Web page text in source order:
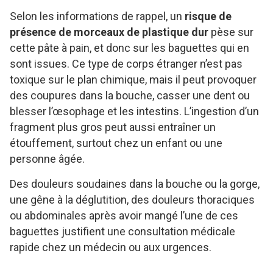
Selon les informations de rappel, un risque de
présence de morceaux de plastique dur pèse sur
cette pâte à pain, et donc sur les baguettes qui en
sont issues. Ce type de corps étranger n’est pas
toxique sur le plan chimique, mais il peut provoquer
des coupures dans la bouche, casser une dent ou
blesser l’œsophage et les intestins. L’ingestion d’un
fragment plus gros peut aussi entraîner un
étouffement, surtout chez un enfant ou une
personne âgée.
Des douleurs soudaines dans la bouche ou la gorge,
une gêne à la déglutition, des douleurs thoraciques
ou abdominales après avoir mangé l’une de ces
baguettes justifient une consultation médicale
rapide chez un médecin ou aux urgences.